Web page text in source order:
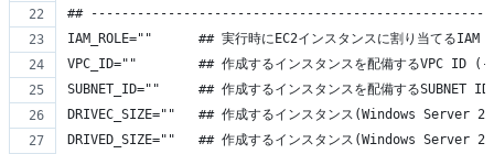
##
IAM_ROLE=""      ## 実行時にEC2インスタンスに割り当てる
VPC_ID=""        ## 作成するインスタンスを配備するVPC ID (-
SUBNET_ID=""     ## 作成するインスタンスを配備するSUBNET
DRIVEC_SIZE=""   ## 作成するインスタンス(Windows Server
DRIVED_SIZE=""   ## 作成するインスタンス(Windows Server